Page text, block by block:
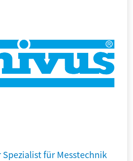
Spezialist für Messtechnik